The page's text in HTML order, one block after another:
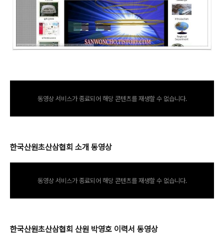
동영상 서비스가 종료되어 해당 콘텐츠를 재생할 수 없습니다.
한국산원초산삼협회 소개 동영상
동영상 서비스가 종료되어 해당 콘텐츠를 재생할 수 없습니다.
한국산원초산삼협회 산원 박영호 이력서 동영상